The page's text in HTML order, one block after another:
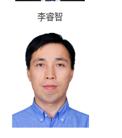
李睿智